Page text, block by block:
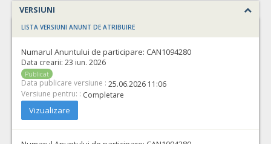
VERSIUNI
LISTA VERSIUNI ANUNT DE ATRIBUIRE
Numarul Anuntului de participare: CAN1094280
Data crearii: 23 iun. 2026
Publicat
Data publicare versiune : 25.06.2026 11:06
Versiune pentru: : Completare
Vizualizare